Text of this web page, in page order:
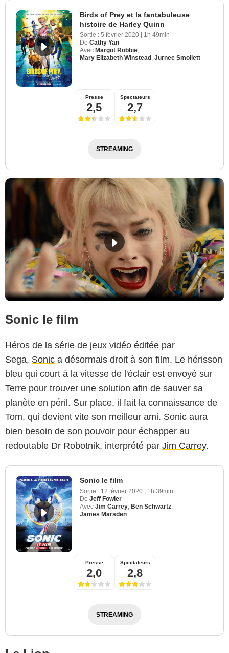
Birds of Prey et la fantabuleuse
histoire de Harley Quinn
Sortie : 5 février 2020 | 1h 49min
De Cathy Yan
Avec Margot Robbie
Mary Elizabeth Winstead Jurnee Smollett
Presse
2,5
Spectateurs
2,7
STREAMING
Sonic le film
Héros de la série de jeux vidéo éditée par
Sega, Sonic a désormais droit à son film. Le hérisson
bleu qui court à la vitesse de l'éclair est envoyé sur
Terre pour trouver une solution afin de sauver sa
planète en péril. Sur place, il fait la connaissance de
Tom, qui devient vite son meilleur ami. Sonic aura
bien besoin de son pouvoir pour échapper au
redoutable Dr Robotnik, interprété par Jim Carrey.
Sonic le film
Sortie : 12 février 2020
1h 39min
De Jeff Fowler
Avec Jim Carrey, Ben Schwartz,
James Marsden
Presse
2,0
Spectateurs
2,8
STREAMING